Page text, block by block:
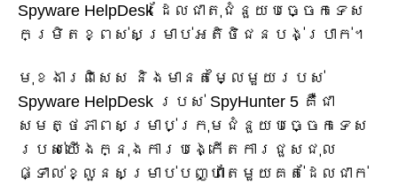
Spyware HelpDesk ដែលជាតុជំនួយបច្ចេកទេស
កម្រិតខ្ពស់សម្រាប់អតិថិជនបង់ប្រាក់។
មុខងារពិសេស និងមានតម្លៃមួយរបស់
Spyware HelpDesk របស់ SpyHunter 5 គឺជា
សមត្ថភាពសម្រាប់ក្រុមជំនួយបច្ចេកទេស
របស់យើងក្នុងការបង្កើតការជួសជុល
ផ្ទាល់ខ្លួនសម្រាប់បញ្ហាតែមួយគត់ដែលជាក់